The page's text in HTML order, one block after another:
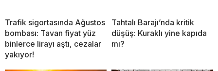
Trafik sigortasında Ağustos
bombası: Tavan fiyat yüz
binlerce lirayı aştı, cezalar
yakıyor!
Tahtalı Barajı’nda kritik
düşüş: Kuraklı yine kapıda
mı?